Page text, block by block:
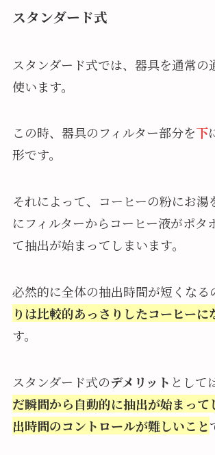
スタンダード式
スタンダード式では、器具を通常の
使います。
この時、器具のフィルター部分を下
形です。
それによって、コーヒーの粉にお湯
にフィルターからコーヒー液がポタ
て抽出が始まってしまいます。
必然的に全体の抽出時間が短くなる
りは比較的あっさりしたコーヒーに
す。
スタンダード式のデメリット として
だ瞬間から自動的に抽出が始まって
出時間のコントロールが難しいこと